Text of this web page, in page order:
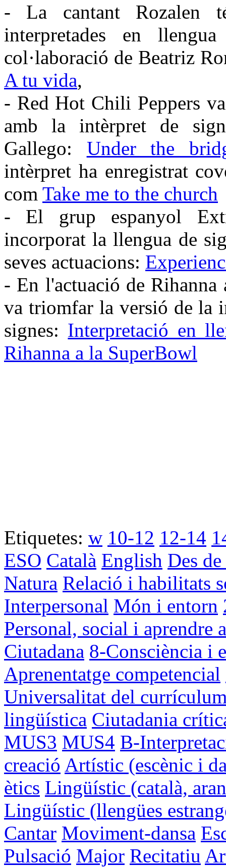
- La cantant Rozalen
interpretades en
col·laboració de Beatriz
A tu vida,
- Red Hot Chili Peppers
amb la intèrpret de
Gallego: Under the
intèrpret ha enregistrat
com Take me to the church
- El grup espanyol
incorporat la llengua de
seves actuacions:
- En l'actuació de
va triomfar la versió de la
signes: Interpretació en
Rihanna a la SuperBowl
Etiquetes: w 10-12 12-14
ESO Català English Des de
Natura Relació i habilitats
Interpersonal Món i entorn
Personal, social i aprendre
Ciutadana 8-Consciència i
Aprenentatge competencial
Universalitat del
lingüística Ciutadania
MUS3 MUS4 B-
creació Artístic (escènic i
ètics Lingüístic (català,
Lingüístic (llengües
Cantar Moviment-dansa
Pulsació Major Recitatiu